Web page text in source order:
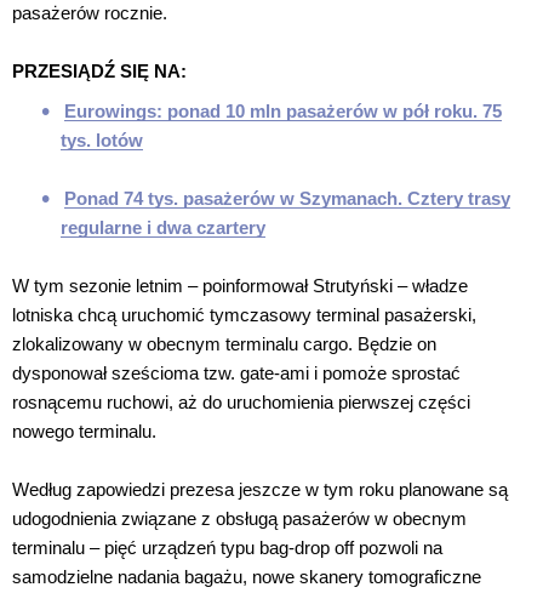
pasażerów rocznie.
PRZESIĄDŹ SIĘ NA:
Eurowings: ponad 10 mln pasażerów w pół roku. 75
tys. lotów
Ponad 74 tys. pasażerów w Szymanach. Cztery trasy
regularne i dwa czartery
W tym sezonie letnim – poinformował Strutyński – władze
lotniska chcą uruchomić tymczasowy terminal pasażerski,
zlokalizowany w obecnym terminalu cargo. Będzie on
dysponował sześcioma tzw. gate-ami i pomoże sprostać
rosnącemu ruchowi, aż do uruchomienia pierwszej części
nowego terminalu.
Według zapowiedzi prezesa jeszcze w tym roku planowane są
udogodnienia związane z obsługą pasażerów w obecnym
terminalu – pięć urządzeń typu bag-drop off pozwoli na
samodzielne nadania bagażu, nowe skanery tomograficzne